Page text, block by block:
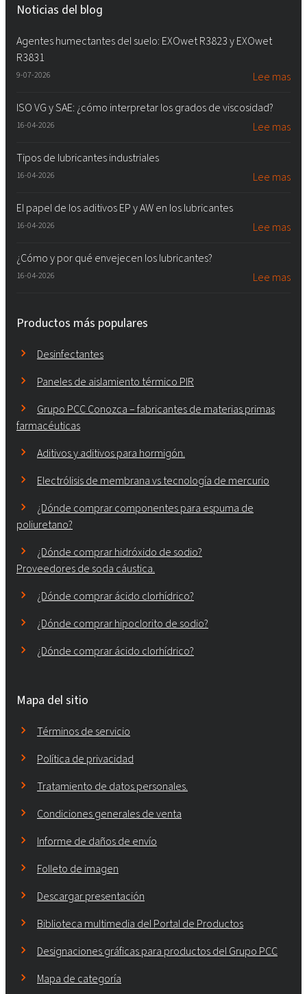
Noticias del blog
Agentes humectantes del suelo: EXOwet R3823 y EXOwet
R3831
9-07-2026 Lee mas
ISO VG y SAE: ¿cómo interpretar los grados de viscosidad?
16-04-2026 Lee mas
Tipos de lubricantes industriales
16-04-2026 Lee mas
El papel de los aditivos EP y AW en los lubricantes
16-04-2026 Lee mas
¿Cómo y por qué envejecen los lubricantes?
16-04-2026 Lee mas
Productos más populares
Desinfectantes
Paneles de aislamiento térmico PIR
Grupo PCC Conozca – fabricantes de materias primas
farmacéuticas
Aditivos y aditivos para hormigón.
Electrólisis de membrana vs tecnología de mercurio
¿Dónde comprar componentes para espuma de
poliuretano?
¿Dónde comprar hidróxido de sodio?
Proveedores de soda cáustica.
¿Dónde comprar ácido clorhídrico?
¿Dónde comprar hipoclorito de sodio?
¿Dónde comprar ácido clorhídrico?
Mapa del sitio
Términos de servicio
Política de privacidad
Tratamiento de datos personales.
Condiciones generales de venta
Informe de daños de envío
Folleto de imagen
Descargar presentación
Biblioteca multimedia del Portal de Productos
Designaciones gráficas para productos del Grupo PCC
Mapa de categoría